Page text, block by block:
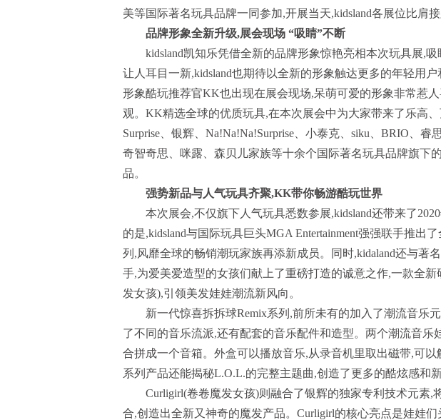
美等国际著名玩具品牌一同参加,开展当天,kidsland各展位比肩接
品牌形象全新升级,展会现场 “吸睛”不断
kidsland凯知乐凭借全新的品牌形象惊艳亮相本次玩具展,
让人耳目一新,kidsland也期待以全新的形象触达更多的年轻用
形象酷玩推荐官KK也出现在展会现场,呆萌可爱的形象非常惹
观。KK精选全球的优质玩具,在本次展会中为大家带来了乐高
Surprise、银辉、Na!Na!Na!Surprise、小泰克、siku、BRIO、睿
奇智奇思、咪露、森贝儿家族等十余个国际著名玩具品牌旗下
品。
强势新品与人气玩具齐聚,KK带你畅游酷玩世界
本次展会,不仅旗下人气玩具悉数参展,kidsland还带来了
的是,kidsland与国际玩具巨头MGA Entertainment强强联手推出
列,风靡全球的畅销潮玩家族再添新成员。同时,kidaland还与著
手,为爱美爱造型的女孩们献上了重磅打造的诚意之作,一款全
发女孩),引领美发娃娃潮流新风向。
新一代惊喜拆拆球Remix系列,前所未有的加入了潮流音乐
了不同的音乐流派,还有配套的音乐配件和造型。两个潮流音乐
合拼成一个音箱。外盒可以播放音乐,从录音机里取出磁带,可以
系列产品还能揭秘L.O.L.的完整主题曲,创造了更多的酷炫感和新
Curligirl(卷卷魔发女孩)则融合了银辉的独家专利技术元素,
合,创造出全新又神奇的魔发产品。Curligirl的核心亮点是娃娃